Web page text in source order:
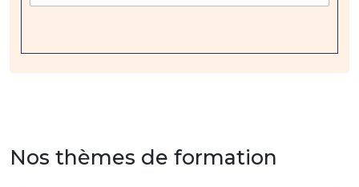
Nos thèmes de formation